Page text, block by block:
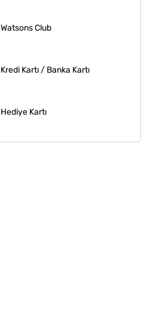
Watsons Club
Kredi Kartı / Banka Kartı
Hediye Kartı